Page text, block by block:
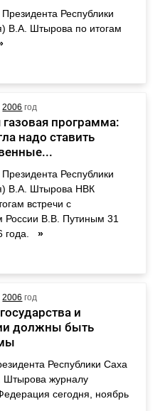
Республики
В.А. Штырова по итогам
2006 год
газовая программа:
надо ставить
Республики
В.А. Штырова НВК
встречи с
России В.В. Путиным 31
года.»
2006 год
и
должны быть
Республики Саха
Штырова журналу
сегодня, ноябрь